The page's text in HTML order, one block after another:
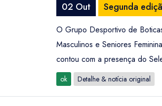
02 Out Segunda
O Grupo Desportivo de
Masculinos e Seniores
contou com a presença do
ok Detalhe & notícia original